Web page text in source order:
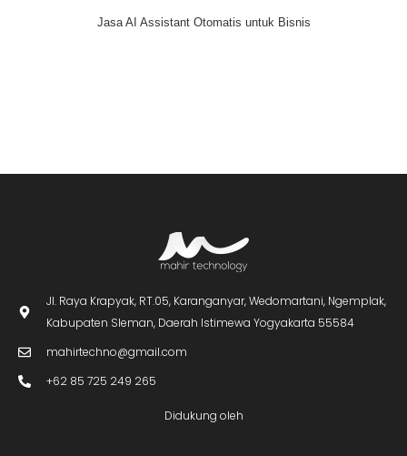
Jasa AI Assistant Otomatis untuk Bisnis
Jl. Raya Krapyak, RT.05, Karanganyar, Wedomartani, Ngemplak,
Kabupaten Sleman, Daerah Istimewa Yogyakarta 55584
mahirtechno@gmail.com
+62 85 725 249 265
Didukung oleh